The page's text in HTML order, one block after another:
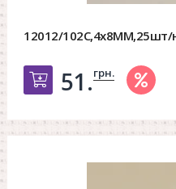
12012/
Добавить в
51.грн.